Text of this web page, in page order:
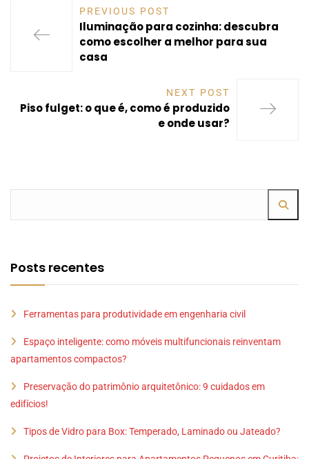
PREVIOUS POST
Iluminação para cozinha: descubra
como escolher a melhor para sua
casa
NEXT POST
Piso fulget: o que é, como é produzido
e onde usar?
Posts recentes
Ferramentas para produtividade em engenharia civil
Espaço inteligente: como móveis multifuncionais reinventam
apartamentos compactos?
Preservação do patrimônio arquitetônico: 9 cuidados em
edifícios!
Tipos de Vidro para Box: Temperado, Laminado ou Jateado?